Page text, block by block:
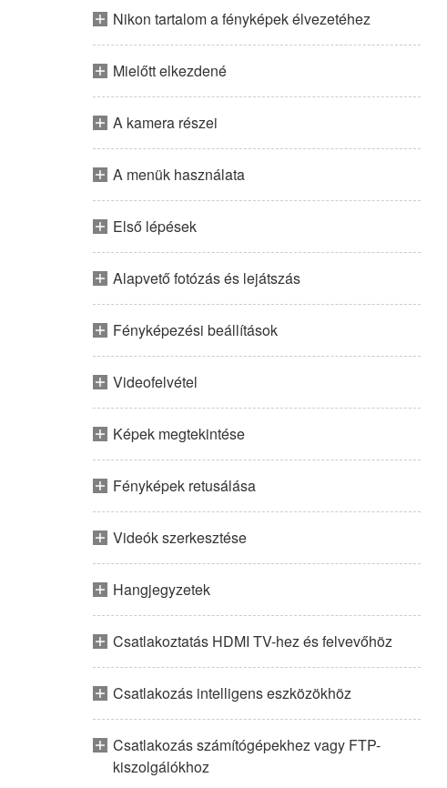
Nikon tartalom a fényképek élvezetéhez
Mielőtt elkezdené
A kamera részei
A menük használata
Első lépések
Alapvető fotózás és lejátszás
Fényképezési beállítások
Videofelvétel
Képek megtekintése
Fényképek retusálása
Videók szerkesztése
Hangjegyzetek
Csatlakoztatás HDMI TV-hez és felvevőhöz
Csatlakozás intelligens eszközökhöz
Csatlakozás számítógépekhez vagy FTP-
kiszolgálókhoz